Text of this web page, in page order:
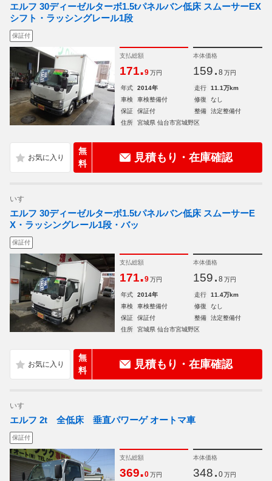
エルフ 30ディーゼルターボ1.5tパネルバン低床 スムーサーEX
シフト・ラッシングレール1段
保証付
支払総額
171.9 万円
本体価格
159. 8 万円
年式 2014年 走行
11.1万km
車検
車検整備付 修復
なし
保証
保証付 整備
法定整備付
住所
宮城県 仙台市宮城野区
無
料
見積もり・在庫確認
いすゞ
エルフ 30ディーゼルターボ1.5tパネルバン低床 スムーサーE
X・ラッシングレール1段・バッ
保証付
支払総額
171.9 万円
本体価格
159. 8 万円
年式 2014年 走行
11.4万km
車検
車検整備付 修復
なし
保証
保証付 整備
法定整備付
住所
宮城県 仙台市宮城野区
無
料
見積もり・在庫確認
いすゞ
エルフ 2t 全低床 垂直パワーゲ オートマ車
保証付
支払総額
369.0 万円
本体価格
348. 0 万円